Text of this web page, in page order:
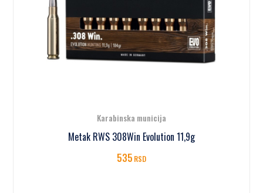
Karabinska municija
Metak RWS 308Win Evolution 11,9g
535RSD